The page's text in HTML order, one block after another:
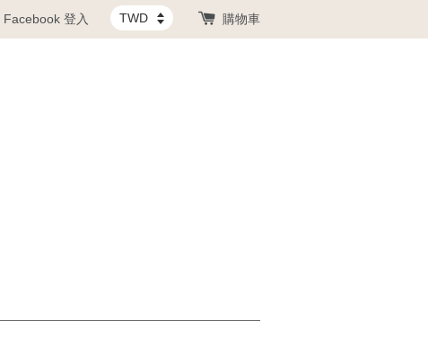
Facebook 登入 購物車